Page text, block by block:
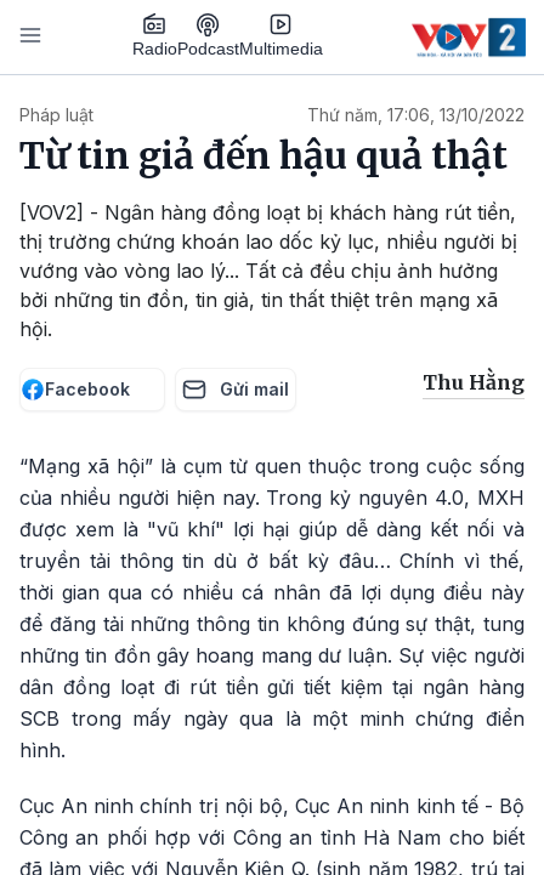
Nhảy đến nội dung
RadioPodcastMultimedia
Pháp luật Thứ năm, 17:06, 13/10/2022
Từ tin giả đến hậu quả thật
[VOV2] - Ngân hàng đồng loạt bị khách hàng rút tiền,
thị trường chứng khoán lao dốc kỷ lục, nhiều người bị
vướng vào vòng lao lý... Tất cả đều chịu ảnh hưởng
bởi những tin đồn, tin giả, tin thất thiệt trên mạng xã
hội.
Facebook Gửi mail Thu Hằng
“Mạng xã hội” là cụm từ quen thuộc trong cuộc sống
của nhiều người hiện nay. Trong kỷ nguyên 4.0, MXH
được xem là "vũ khí" lợi hại giúp dễ dàng kết nối và
truyền tải thông tin dù ở bất kỳ đâu… Chính vì thế,
thời gian qua có nhiều cá nhân đã lợi dụng điều này
để đăng tải những thông tin không đúng sự thật, tung
những tin đồn gây hoang mang dư luận. Sự việc người
dân đồng loạt đi rút tiền gửi tiết kiệm tại ngân hàng
SCB trong mấy ngày qua là một minh chứng điển
hình.
Cục An ninh chính trị nội bộ, Cục An ninh kinh tế - Bộ
Công an phối hợp với Công an tỉnh Hà Nam cho biết
đã làm việc với Nguyễn Kiên Q. (sinh năm 1982, trú tại